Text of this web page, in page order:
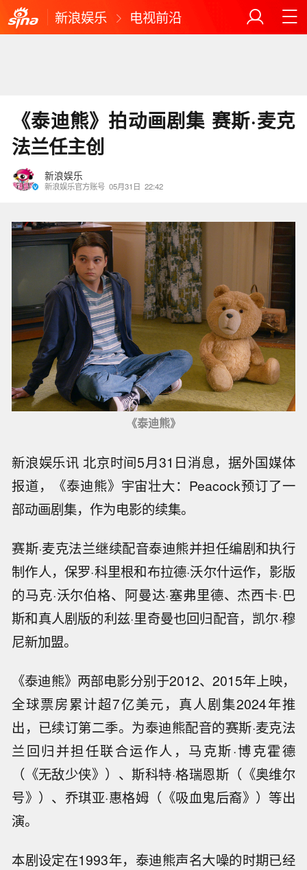
新浪娱乐 电视前沿
《泰迪熊》拍动画剧集 赛斯·麦克
法兰任主创
新浪娱乐
新浪娱乐官方账号 05月31日 22:42
《泰迪熊》
新浪娱乐讯 北京时间5月31日消息，据外国媒体
报道，《泰迪熊》宇宙壮大：Peacock预订了一
部动画剧集，作为电影的续集。
赛斯·麦克法兰继续配音泰迪熊并担任编剧和执行
制作人，保罗·科里根和布拉德·沃尔什运作，影版
的马克·沃尔伯格、阿曼达·塞弗里德、杰西卡·巴
斯和真人剧版的利兹·里奇曼也回归配音，凯尔·穆
尼新加盟。
《泰迪熊》两部电影分别于2012、2015年上映，
全球票房累计超7亿美元，真人剧集2024年推
出，已续订第二季。为泰迪熊配音的赛斯·麦克法
兰回归并担任联合运作人，马克斯·博克霍德
（《无敌少侠》）、斯科特·格瑞恩斯（《奥维尔
号》）、乔琪亚·惠格姆（《吸血鬼后裔》）等出
演。
本剧设定在1993年，泰迪熊声名大噪的时期已经